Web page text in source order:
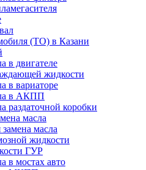
(ТО) в Казани
в двигателе
жидкости
в вариаторе
в АКПП
раздаточной коробки
масла
масла
жидкости
ГУР
в мостах авто